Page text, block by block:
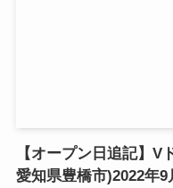
【オープン日追記】
愛知県豊橋市)2022年